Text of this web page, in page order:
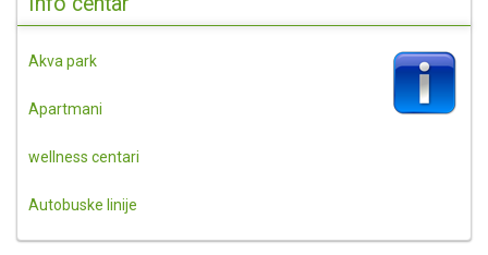
Akva park
Apartmani
wellness centari
Autobuske linije